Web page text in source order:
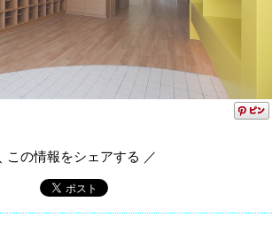
この情報をシェアする ／